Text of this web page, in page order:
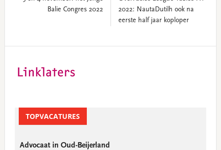
Balie Congres 2022
2022: NautaDutilh ook na
eerste half jaar koploper
Sidebar
TOPVACATURES
Advocaat in Oud-Beijerland